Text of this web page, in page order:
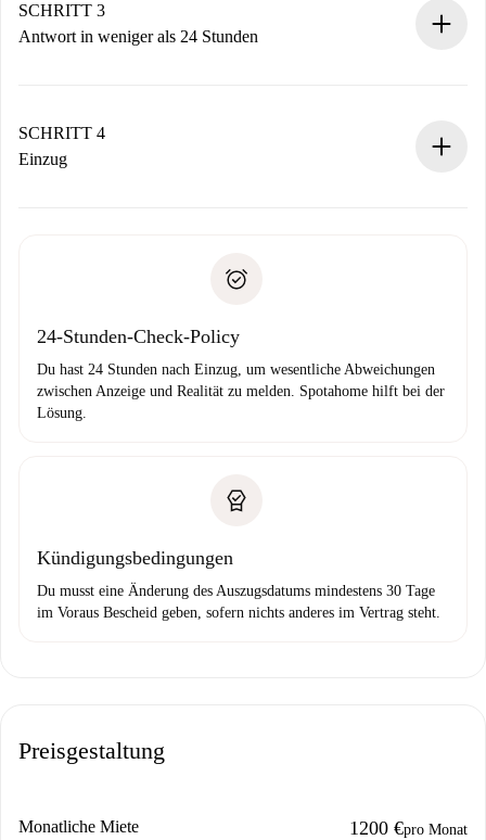
Denk daran, dass wir dich erst belasten, wenn der
Vermieter zustimmt.
SCHRITT 3
Antwort in weniger als 24 Stunden
stellen den Kontakt her.
Wenn der Vermieter ablehnen muss, entstehen keine
SCHRITT 4
Einzug
24-Stunden-Check-Policy
Du hast 24 Stunden nach Einzug, um wesentliche Abweichungen
zwischen Anzeige und Realität zu melden. Spotahome hilft bei der
Lösung.
Kündigungsbedingungen
Du musst eine Änderung des Auszugsdatums mindestens 30 Tage
im Voraus Bescheid geben, sofern nichts anderes im Vertrag steht.
Preisgestaltung
Monatliche Miete 1200 €pro Monat